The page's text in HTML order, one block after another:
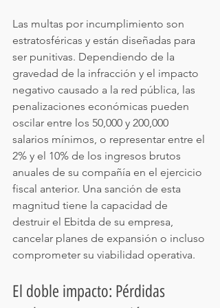
Las multas por incumplimiento son
estratosféricas y están diseñadas para
ser punitivas. Dependiendo de la
gravedad de la infracción y el impacto
negativo causado a la red pública, las
penalizaciones económicas pueden
oscilar entre los 50,000 y 200,000
salarios mínimos, o representar entre el
2% y el 10% de los ingresos brutos
anuales de su compañía en el ejercicio
fiscal anterior. Una sanción de esta
magnitud tiene la capacidad de
destruir el Ebitda de su empresa,
cancelar planes de expansión o incluso
comprometer su viabilidad operativa.
El doble impacto: Pérdidas